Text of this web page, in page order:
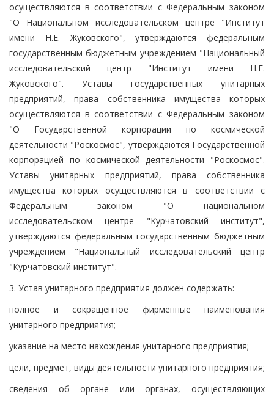
осуществляются в соответствии с Федеральным законом
"О Национальном исследовательском центре "Институт
имени Н.Е. Жуковского", утверждаются федеральным
государственным бюджетным учреждением "Национальный
исследовательский центр "Институт имени Н.Е.
Жуковского". Уставы государственных унитарных
предприятий, права собственника имущества которых
осуществляются в соответствии с Федеральным законом
"О Государственной корпорации по космической
деятельности "Роскосмос", утверждаются Государственной
корпорацией по космической деятельности "Роскосмос".
Уставы унитарных предприятий, права собственника
имущества которых осуществляются в соответствии с
Федеральным законом "О национальном
исследовательском центре "Курчатовский институт",
утверждаются федеральным государственным бюджетным
учреждением "Национальный исследовательский центр
"Курчатовский институт".
3. Устав унитарного предприятия должен содержать:
полное и сокращенное фирменные наименования
унитарного предприятия;
указание на место нахождения унитарного предприятия;
цели, предмет, виды деятельности унитарного предприятия;
сведения об органе или органах, осуществляющих